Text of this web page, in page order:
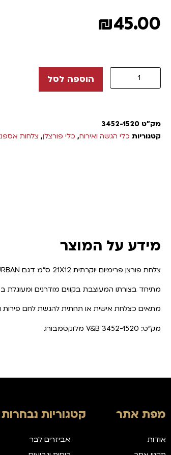
₪45.00
הוספה לסל
מק"ט 3452-1520
קטגוריות כלי הגשה ואירוח, כלי פורצלן, צלחות
מידע על המוצר
צלחת פורצן פרימיום יוקרתית 21X12 ס"מ דגם URBAN
מתיחד בצורתו המעוצבת בקווים מודרנים ומעוגלת
מתאים כצלחת אישית או תחתית להגשת לחם פירות
מק"ט: 3452-1520 V&B מלוקסמבורג
מפת אתר
אודות
קטגוריות נבחרות
אביזרים לבר